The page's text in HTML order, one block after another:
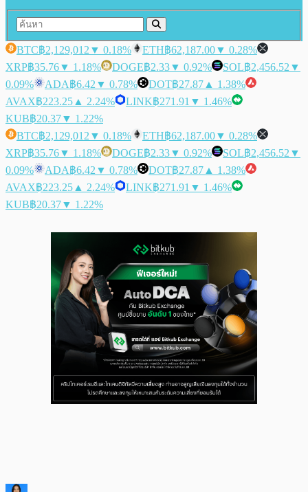
BTC฿2,129,012 ▼ 0.18% ETH฿62,187.00▼ 0.28%
XRP฿35.76▼ 1.18% DOGE฿2.33▼ 0.92% SOL฿2,456.52 ▼
0.09%
ADA฿6.42 ▼ 0.78% DOT฿27.87 ▲ 1.38%
AVAX฿223.25 ▲ 2.24% LINK฿271.91 ▼ 1.46%
KUB฿20.37▼ 1.22%
BTC฿2,129,012 ▼ 0.18% ETH฿62,187.00▼ 0.28%
XRP฿35.76▼ 1.18% DOGE฿2.33▼ 0.92% SOL฿2,456.52 ▼
0.09%
ADA฿6.42 ▼ 0.78% DOT฿27.87 ▲ 1.38%
AVAX฿223.25 ▲ 2.24% LINK฿271.91 ▼ 1.46%
KUB฿20.37▼ 1.22%